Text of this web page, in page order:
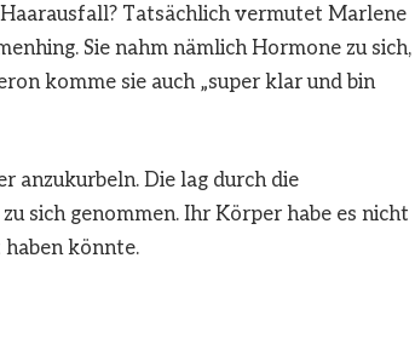
Tatsächlich vermutet Marlene
Sie nahm nämlich Hormone zu sich,
komme sie auch „super klar und bin
anzukurbeln. Die lag durch die
sich genommen. Ihr Körper habe es nicht
könnte.